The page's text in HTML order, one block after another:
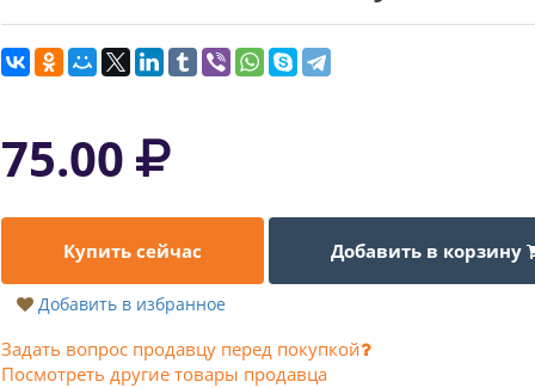
75.00
Купить сейчас Добавить в корзину
Добавить в избранное
Задать вопрос продавцу перед покупкой
Посмотреть другие товары продавца